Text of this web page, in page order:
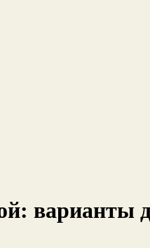
варианты